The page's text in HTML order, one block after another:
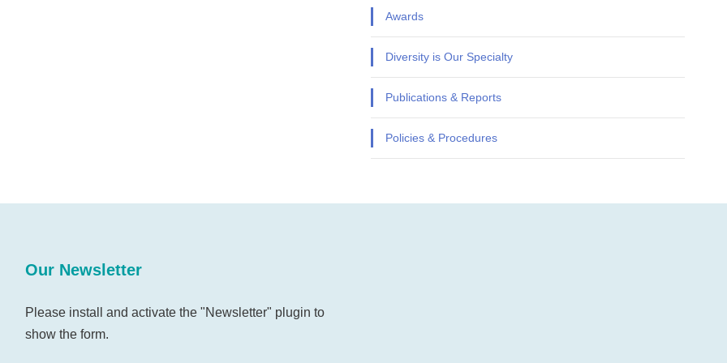
Awards
Diversity is Our Specialty
Publications & Reports
Policies & Procedures
Our Newsletter
Please install and activate the "Newsletter" plugin to
show the form.